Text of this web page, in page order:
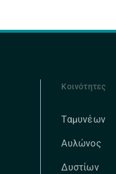
Κοινότητες
Ταμυνέων
Αυλώνος
Δυστίων